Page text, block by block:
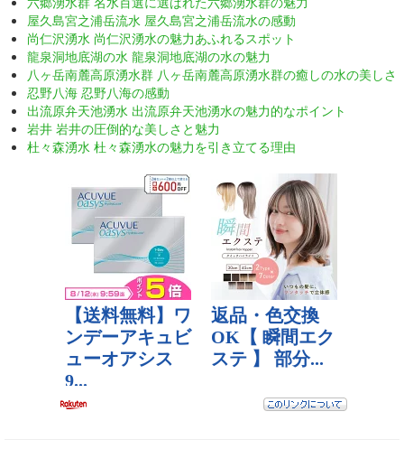
屋久島宮之浦岳流水 屋久島宮之浦岳流水の感動
尚仁沢湧水 尚仁沢湧水の魅力あふれるスポット
龍泉洞地底湖の水 龍泉洞地底湖の水の魅力
八ヶ岳南麓高原湧水群 八ヶ岳南麓高原湧水群の癒しの水の美しさ
忍野八海 忍野八海の感動
出流原弁天池湧水 出流原弁天池湧水の魅力的なポイント
岩井 岩井の圧倒的な美しさと魅力
杜々森湧水 杜々森湧水の魅力を引き立てる理由